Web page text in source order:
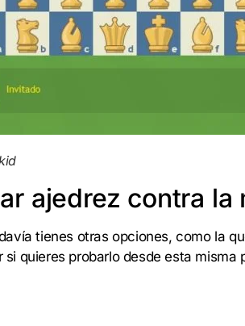
ajedrez contra la
tienes otras opciones, como la
quieres probarlo desde esta misma